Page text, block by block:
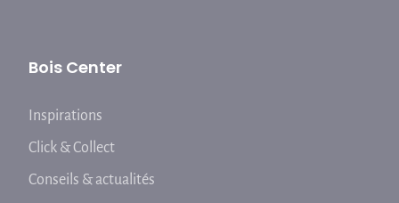
Bois Center
Inspirations
Click & Collect
Conseils & actualités